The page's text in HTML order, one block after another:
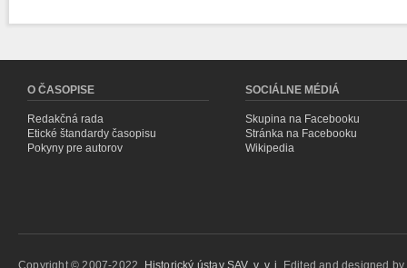
O ČASOPISE
Redakčná rada
Etické štandardy časopisu
Pokyny pre autorov
SOCIÁLNE MÉDIÁ
Skupina na Facebooku
Stránka na Facebooku
Wikipedia